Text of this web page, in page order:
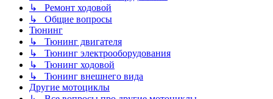
↳ Ремонт ходовой
↳ Общие вопросы
Тюнинг
↳ Тюнинг двигателя
↳ Тюнинг электрооборудования
↳ Тюнинг ходовой
↳ Тюнинг внешнего вида
Другие мотоциклы